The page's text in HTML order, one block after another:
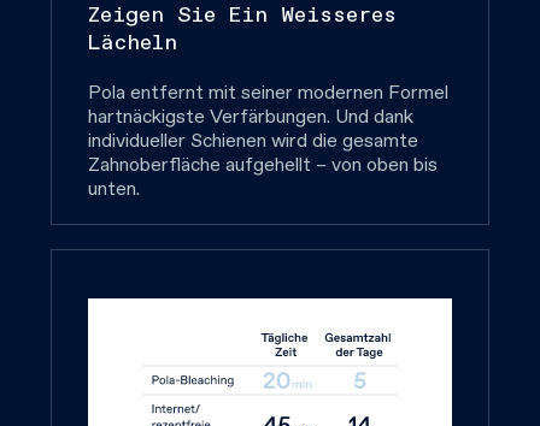
Zeigen Sie Ein Weisseres
Lächeln
Pola entfernt mit seiner modernen Formel
hartnäckigste Verfärbungen. Und dank
individueller Schienen wird die gesamte
Zahnoberfläche aufgehellt – von oben bis
unten.